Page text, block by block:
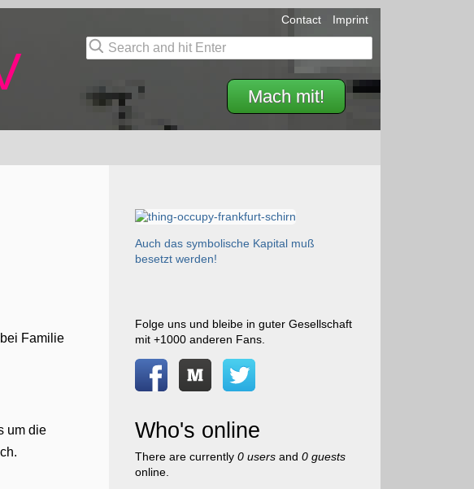
Mach mit!
Contact Imprint
bei Familie
um die
Auch das symbolische Kapital muß
besetzt werden!
Folge uns und bleibe in guter Gesellschaft
mit +1000 anderen Fans.
Who's online
There are currently 0 usersand 0 guests
online.